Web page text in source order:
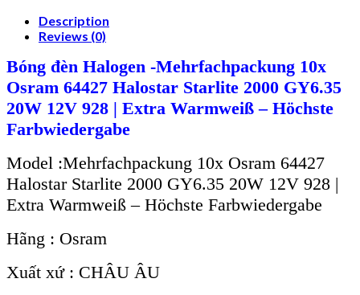
Description
Reviews (0)
Bóng đèn Halogen -Mehrfachpackung 10x
Osram 64427 Halostar Starlite 2000 GY6.35
20W 12V 928 | Extra Warmweiß – Höchste
Farbwiedergabe
Model :Mehrfachpackung 10x Osram 64427
Halostar Starlite 2000 GY6.35 20W 12V 928 |
Extra Warmweiß – Höchste Farbwiedergabe
Hãng : Osram
Xuất xứ : CHÂU ÂU